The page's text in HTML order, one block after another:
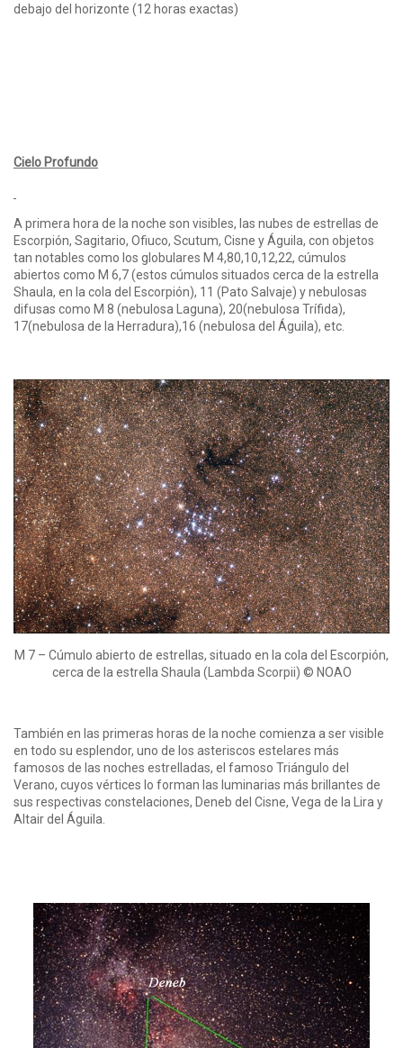
debajo del horizonte (12 horas exactas)
Cielo Profundo
A primera hora de la noche son visibles, las nubes de estrellas de
Escorpión, Sagitario, Ofiuco, Scutum, Cisne y Águila, con objetos
tan notables como los globulares M 4,80,10,12,22, cúmulos
abiertos como M 6,7 (estos cúmulos situados cerca de la estrella
Shaula, en la cola del Escorpión), 11 (Pato Salvaje) y nebulosas
difusas como M 8 (nebulosa Laguna), 20(nebulosa Trífida),
17(nebulosa de la Herradura),16 (nebulosa del Águila), etc.
M 7 – Cúmulo abierto de estrellas, situado en la cola del Escorpión,
cerca de la estrella Shaula (Lambda Scorpii) © NOAO
También en las primeras horas de la noche comienza a ser visible
en todo su esplendor, uno de los asteriscos estelares más
famosos de las noches estrelladas, el famoso Triángulo del
Verano, cuyos vértices lo forman las luminarias más brillantes de
sus respectivas constelaciones, Deneb del Cisne, Vega de la Lira y
Altair del Águila.